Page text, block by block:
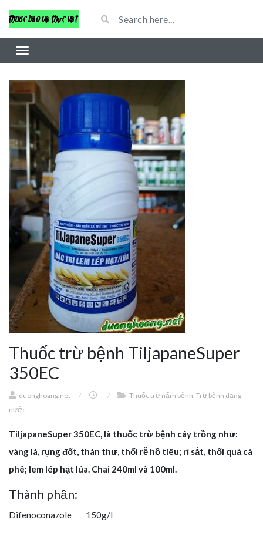
Thuốc trừ bệnh TiljapaneSuper
350EC
duonghoang.net / / Thuốc trừ nấm bệnh, Trừ bệnh dạng
nước
TiljapaneSuper 350EC, là thuốc trừ bệnh cây trồng như:
vàng lá, rụng đốt, thán thư, thối rễ hồ tiêu; rỉ sắt, thối quả cà
phê; lem lép hạt lúa. Chai 240ml và 100ml.
Thành phần:
Difenoconazole 150g/l